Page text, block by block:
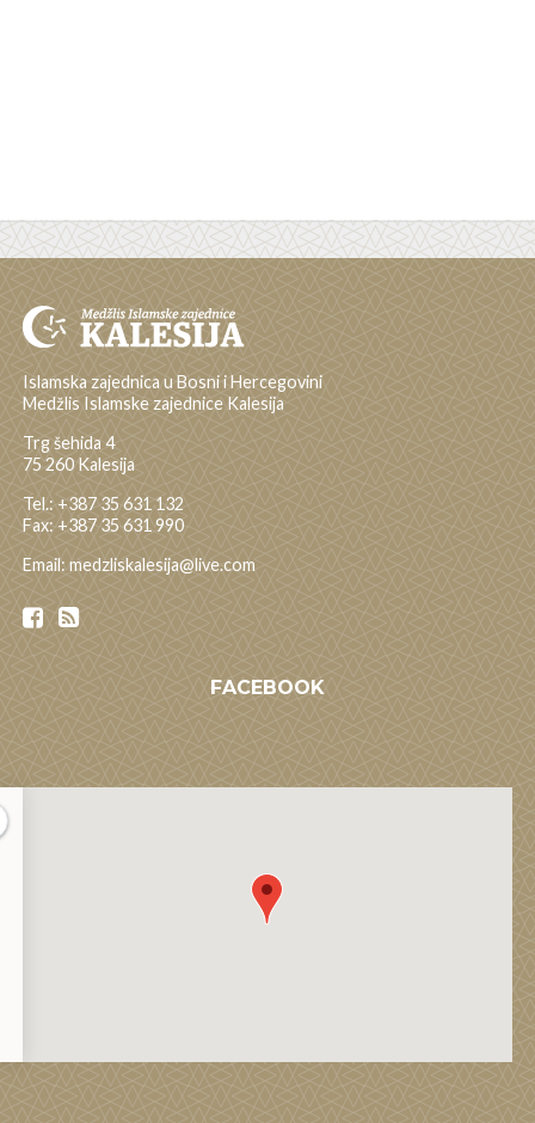
Islamska zajednica u Bosni i Hercegovini
Medžlis Islamske zajednice Kalesija
Trg šehida 4
75 260 Kalesija
Tel.: +387 35 631 132
Fax: +387 35 631 990
Email: medzliskalesija@live.com
FACEBOOK